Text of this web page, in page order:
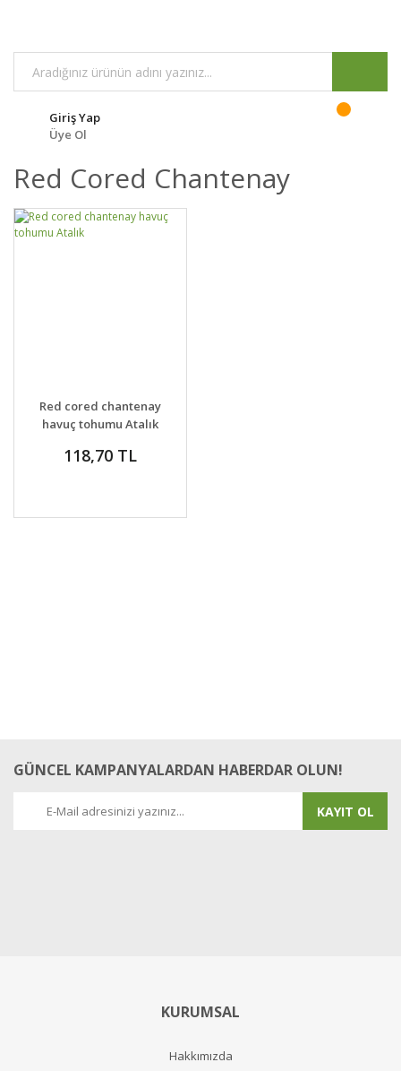
Giriş Yap
Üye Ol
Red Cored Chantenay
DETAYLAR SEPETE EKLE
Red cored chantenay
havuç tohumu Atalık
118,70 TL
GÜNCEL KAMPANYALARDAN HABERDAR OLUN!
KAYIT OL
KURUMSAL
Hakkımızda